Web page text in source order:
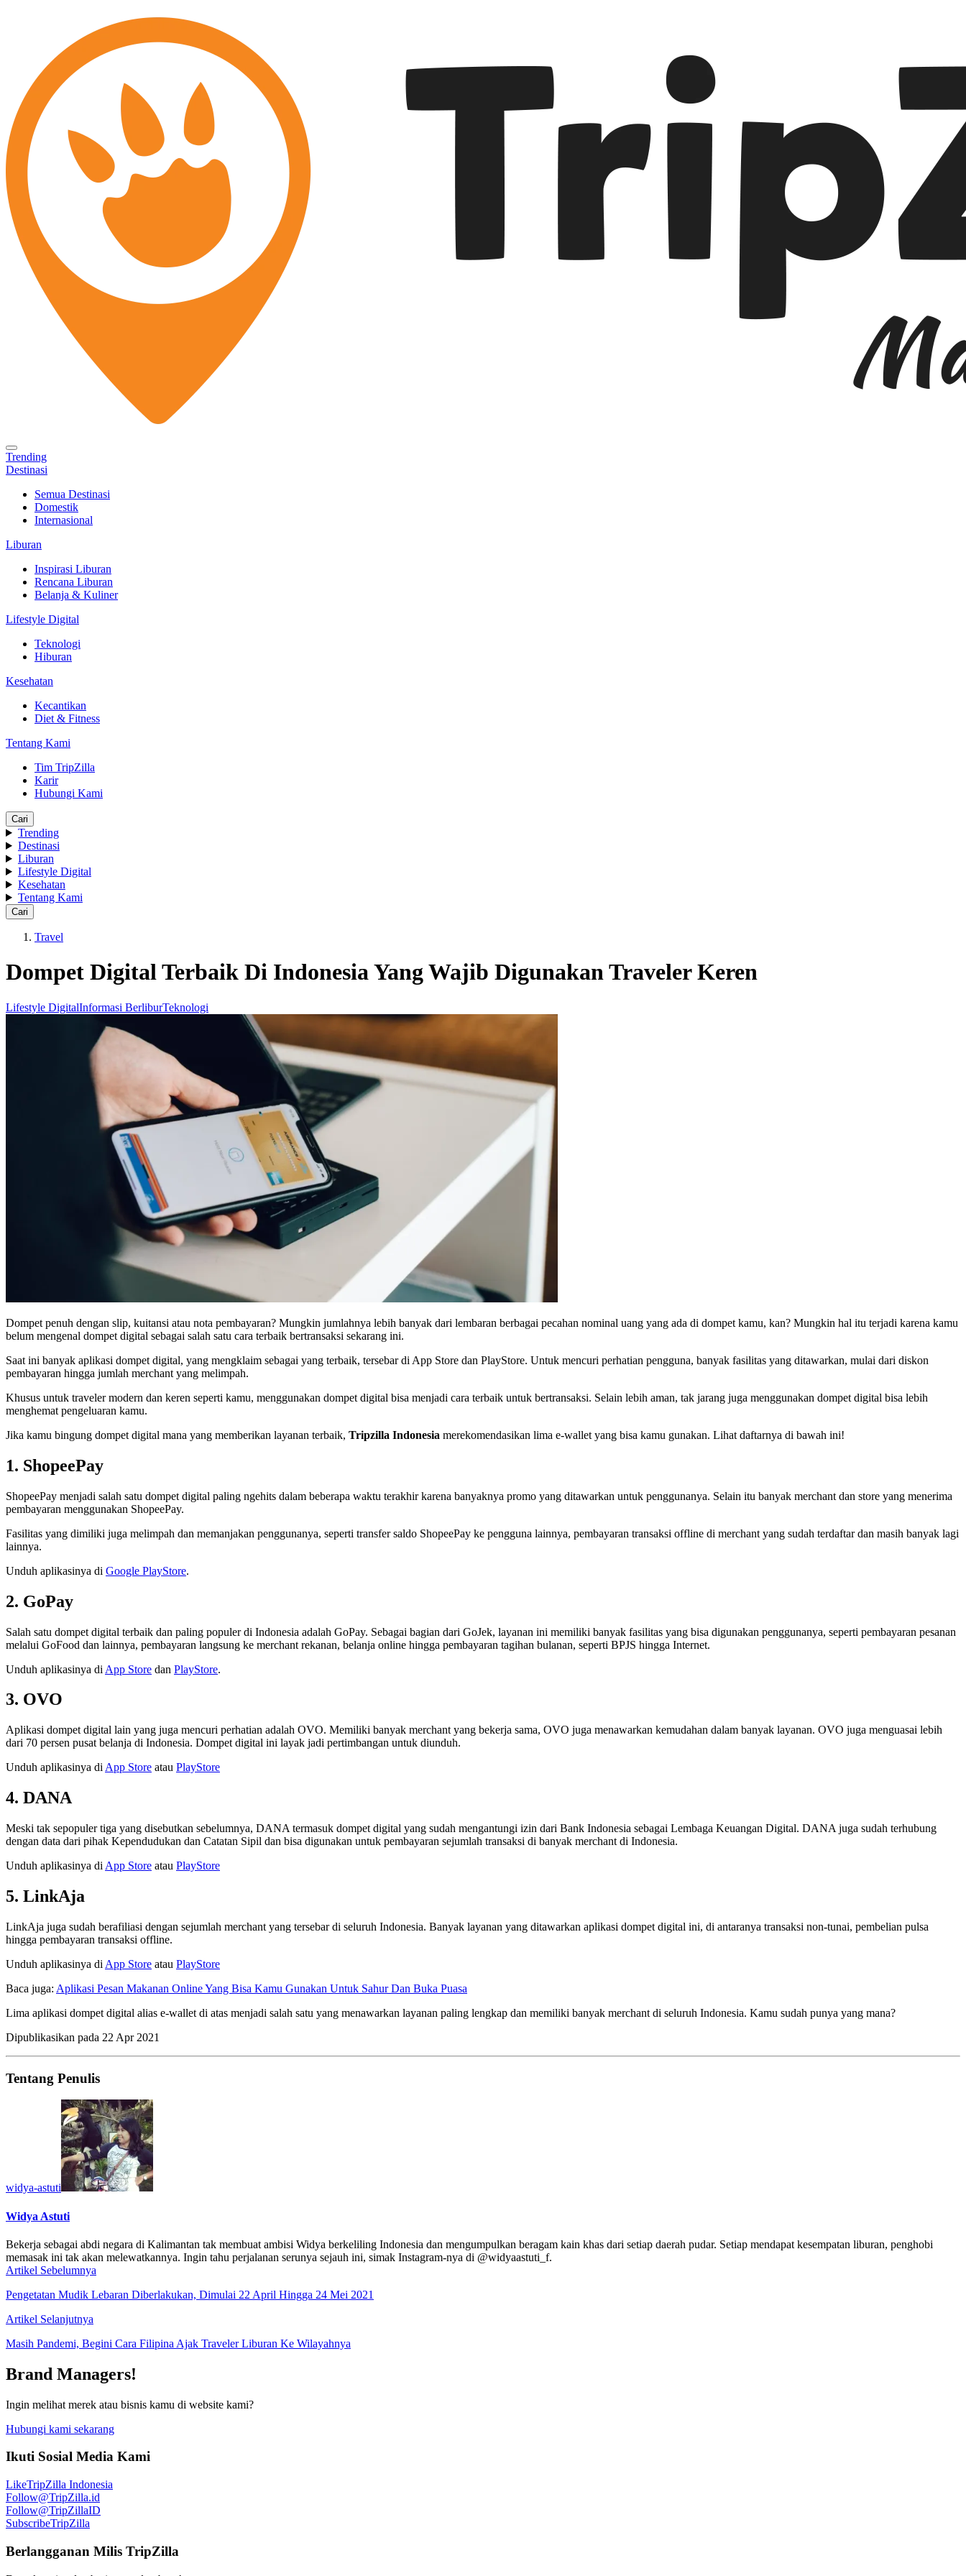
Trending
Destinasi
Semua Destinasi
Domestik
Internasional
Liburan
Inspirasi Liburan
Rencana Liburan
Belanja & Kuliner
Lifestyle Digital
Teknologi
Hiburan
Kesehatan
Kecantikan
Diet & Fitness
Tentang Kami
Tim TripZilla
Karir
Hubungi Kami
Cari
Trending
Destinasi
Liburan
Lifestyle Digital
Kesehatan
Tentang Kami
Cari
Travel
Dompet Digital Terbaik Di Indonesia Yang Wajib Digunakan Traveler Keren
Lifestyle DigitalInformasi BerliburTeknologi
Dompet penuh dengan slip, kuitansi atau nota pembayaran? Mungkin jumlahnya lebih banyak dari lembaran berbagai pecahan nominal uang yang ada di dompet kamu, kan? Mungkin hal itu terjadi karena kamu
belum mengenal dompet digital sebagai salah satu cara terbaik bertransaksi sekarang ini.
Saat ini banyak aplikasi dompet digital, yang mengklaim sebagai yang terbaik, tersebar di App Store dan PlayStore. Untuk mencuri perhatian pengguna, banyak fasilitas yang ditawarkan, mulai dari diskon
pembayaran hingga jumlah merchant yang melimpah.
Khusus untuk traveler modern dan keren seperti kamu, menggunakan dompet digital bisa menjadi cara terbaik untuk bertransaksi. Selain lebih aman, tak jarang juga menggunakan dompet digital bisa lebih
menghemat pengeluaran kamu.
Jika kamu bingung dompet digital mana yang memberikan layanan terbaik, Tripzilla Indonesia merekomendasikan lima e-wallet yang bisa kamu gunakan. Lihat daftarnya di bawah ini!
1. ShopeePay
ShopeePay menjadi salah satu dompet digital paling ngehits dalam beberapa waktu terakhir karena banyaknya promo yang ditawarkan untuk penggunanya. Selain itu banyak merchant dan store yang menerima
pembayaran menggunakan ShopeePay.
Fasilitas yang dimiliki juga melimpah dan memanjakan penggunanya, seperti transfer saldo ShopeePay ke pengguna lainnya, pembayaran transaksi offline di merchant yang sudah terdaftar dan masih banyak lagi
lainnya.
Unduh aplikasinya di Google PlayStore.
2. GoPay
Salah satu dompet digital terbaik dan paling populer di Indonesia adalah GoPay. Sebagai bagian dari GoJek, layanan ini memiliki banyak fasilitas yang bisa digunakan penggunanya, seperti pembayaran pesanan
melalui GoFood dan lainnya, pembayaran langsung ke merchant rekanan, belanja online hingga pembayaran tagihan bulanan, seperti BPJS hingga Internet.
Unduh aplikasinya di App Store dan PlayStore.
3. OVO
Aplikasi dompet digital lain yang juga mencuri perhatian adalah OVO. Memiliki banyak merchant yang bekerja sama, OVO juga menawarkan kemudahan dalam banyak layanan. OVO juga menguasai lebih
dari 70 persen pusat belanja di Indonesia. Dompet digital ini layak jadi pertimbangan untuk diunduh.
Unduh aplikasinya di App Store atau PlayStore
4. DANA
Meski tak sepopuler tiga yang disebutkan sebelumnya, DANA termasuk dompet digital yang sudah mengantungi izin dari Bank Indonesia sebagai Lembaga Keuangan Digital. DANA juga sudah terhubung
dengan data dari pihak Kependudukan dan Catatan Sipil dan bisa digunakan untuk pembayaran sejumlah transaksi di banyak merchant di Indonesia.
Unduh aplikasinya di App Store atau PlayStore
5. LinkAja
LinkAja juga sudah berafiliasi dengan sejumlah merchant yang tersebar di seluruh Indonesia. Banyak layanan yang ditawarkan aplikasi dompet digital ini, di antaranya transaksi non-tunai, pembelian pulsa
hingga pembayaran transaksi offline.
Unduh aplikasinya di App Store atau PlayStore
Baca juga: Aplikasi Pesan Makanan Online Yang Bisa Kamu Gunakan Untuk Sahur Dan Buka Puasa
Lima aplikasi dompet digital alias e-wallet di atas menjadi salah satu yang menawarkan layanan paling lengkap dan memiliki banyak merchant di seluruh Indonesia. Kamu sudah punya yang mana?
Dipublikasikan pada 22 Apr 2021
Tentang Penulis
widya-astuti
Widya Astuti
Bekerja sebagai abdi negara di Kalimantan tak membuat ambisi Widya berkeliling Indonesia dan mengumpulkan beragam kain khas dari setiap daerah pudar. Setiap mendapat kesempatan liburan, penghobi
memasak ini tak akan melewatkannya. Ingin tahu perjalanan serunya sejauh ini, simak Instagram-nya di @widyaastuti_f.
Artikel Sebelumnya
Pengetatan Mudik Lebaran Diberlakukan, Dimulai 22 April Hingga 24 Mei 2021
Artikel Selanjutnya
Masih Pandemi, Begini Cara Filipina Ajak Traveler Liburan Ke Wilayahnya
Brand Managers!
Ingin melihat merek atau bisnis kamu di website kami?
Hubungi kami sekarang
Ikuti Sosial Media Kami
LikeTripZilla Indonesia
Follow@TripZilla.id
Follow@TripZillaID
SubscribeTripZilla
Berlangganan Milis TripZilla